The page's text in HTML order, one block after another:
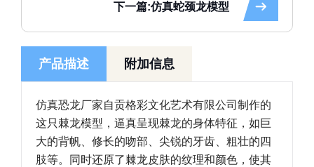
下一篇:仿真蛇颈龙模型
产品描述 附加信息
仿真恐龙厂家自贡格彩文化艺术有限公司制作的
这只棘龙模型，逼真呈现棘龙的身体特征，如巨
大的背帆、修长的吻部、尖锐的牙齿、粗壮的四
肢等。同时还原了棘龙皮肤的纹理和颜色，使其